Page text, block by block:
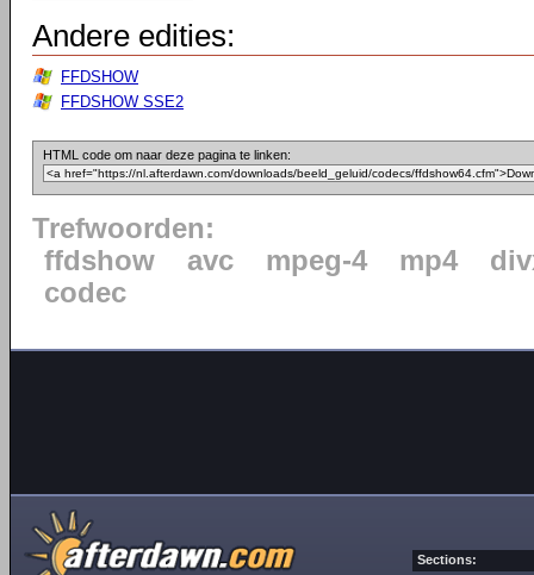
Andere edities:
FFDSHOW
FFDSHOW SSE2
HTML code om naar deze pagina te linken:
Trefwoorden:
ffdshow
avc mpeg-4 mp4
codec
Sections: